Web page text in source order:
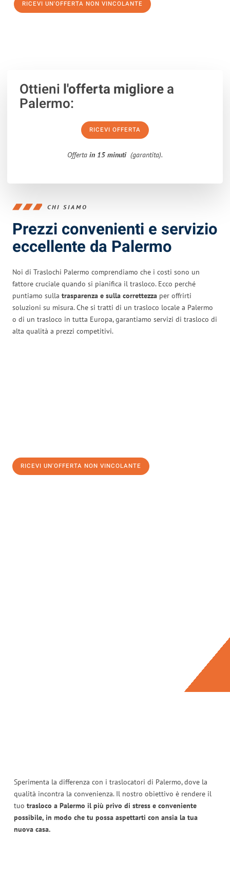
RICEVI UN'OFFERTA NON VINCOLANTE
Ottieni l'offerta migliorea
Palermo:
RICEVI OFFERTA
Offerta in 15 minuti (garantita).
CHI SIAMO
Prezzi convenienti e servizio
eccellente da Palermo
Noi di Traslochi Palermo comprendiamo che i costi sono un
fattore cruciale quando si pianifica il trasloco. Ecco perché
puntiamo sulla trasparenza e sulla correttezza per offrirti
soluzioni su misura. Che si tratti di un trasloco locale a Palermo
o di un trasloco in tutta Europa, garantiamo servizi di trasloco di
alta qualità a prezzi competitivi.
RICEVI UN'OFFERTA NON VINCOLANTE
Sperimenta la differenza con i traslocatori di Palermo, dove la
qualità incontra la convenienza. Il nostro obiettivo è rendere il
tuo trasloco a Palermo il più privo di stress e conveniente
possibile, in modo che tu possa aspettarti con ansia la tua
nuova casa.